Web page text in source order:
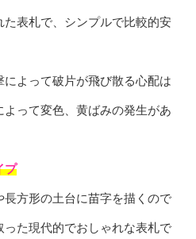
表札で、シンプルで比較的安
よって破片が飛び散る心配は
って変色、黄ばみの発生があ
プ
方形の土台に苗字を描くので
た現代的でおしゃれな表札で